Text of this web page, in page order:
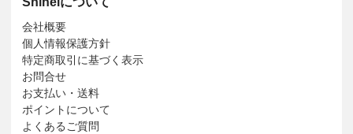
会社概要
個人情報保護方針
特定商取引に基づく表示
お問合せ
お支払い・送料
ポイントについて
よくあるご質問